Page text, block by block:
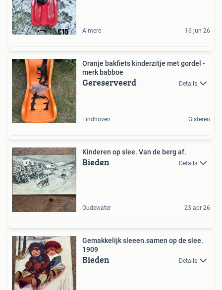
Almere 16 jun 26
Oranje bakfiets kinderzitje met gordel -
merk babboe
Gereserveerd Details
Eindhoven Gisteren
Kinderen op slee. Van de berg af.
Bieden Details
Oudewater 23 apr 26
Gemakkelijk sleeen.samen op de slee.
1909
Bieden Details